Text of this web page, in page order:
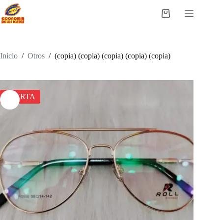
Saltar
al
contenido
Carro
Inicio / Otros / (copia) (copia) (copia) (copia) (copia)
OFERTA